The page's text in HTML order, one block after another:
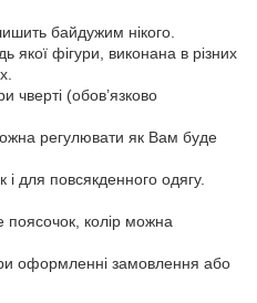
байдужим нікого.
якої фігури, виконана в різних
чверті (обов’язково
регулювати як Вам буде
і для повсякденного одягу.
поясочок, колір можна
оформленні замовлення або